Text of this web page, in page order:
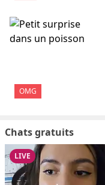
OMG
Chats gratuits